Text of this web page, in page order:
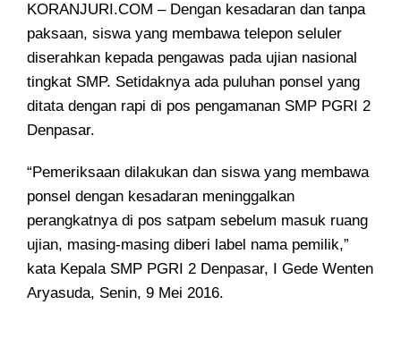
KORANJURI.COM – Dengan kesadaran dan tanpa
paksaan, siswa yang membawa telepon seluler
diserahkan kepada pengawas pada ujian nasional
tingkat SMP. Setidaknya ada puluhan ponsel yang
ditata dengan rapi di pos pengamanan SMP PGRI 2
Denpasar.
“Pemeriksaan dilakukan dan siswa yang membawa
ponsel dengan kesadaran meninggalkan
perangkatnya di pos satpam sebelum masuk ruang
ujian, masing-masing diberi label nama pemilik,”
kata Kepala SMP PGRI 2 Denpasar, I Gede Wenten
Aryasuda, Senin, 9 Mei 2016.